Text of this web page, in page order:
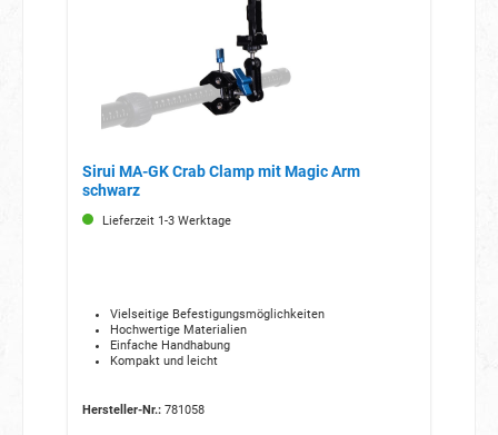
Sirui MA-GK Crab Clamp mit Magic Arm
schwarz
Lieferzeit 1-3 Werktage
Vielseitige Befestigungsmöglichkeiten
Hochwertige Materialien
Einfache Handhabung
Kompakt und leicht
Hersteller-Nr.:781058